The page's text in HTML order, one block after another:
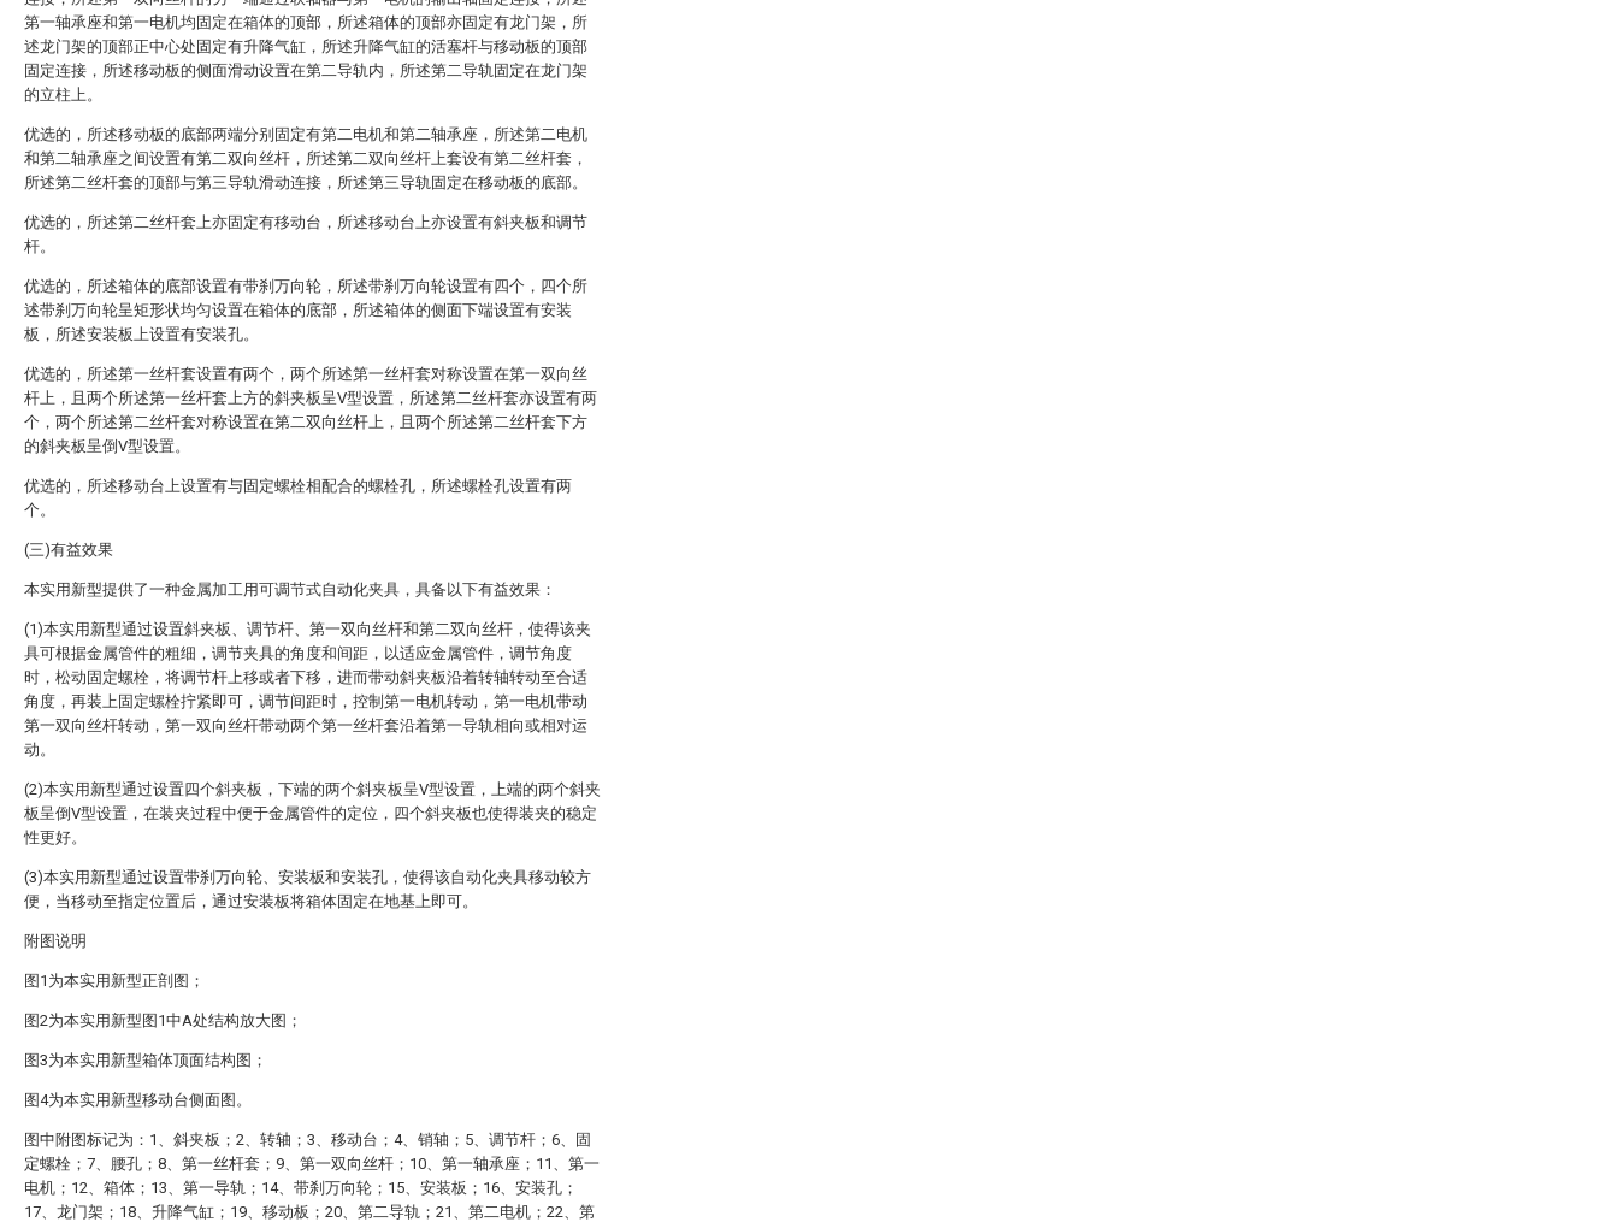
第一轴承座和第一电机均固定在箱体的顶部，所述箱体的顶部亦固定有龙门架，所
述龙门架的顶部正中心处固定有升降气缸，所述升降气缸的活塞杆与移动板的顶部
固定连接，所述移动板的侧面滑动设置在第二导轨内，所述第二导轨固定在龙门架
的立柱上。
优选的，所述移动板的底部两端分别固定有第二电机和第二轴承座，所述第二电机
和第二轴承座之间设置有第二双向丝杆，所述第二双向丝杆上套设有第二丝杆套，
所述第二丝杆套的顶部与第三导轨滑动连接，所述第三导轨固定在移动板的底部。
优选的，所述第二丝杆套上亦固定有移动台，所述移动台上亦设置有斜夹板和调节
杆。
优选的，所述箱体的底部设置有带刹万向轮，所述带刹万向轮设置有四个，四个所
述带刹万向轮呈矩形状均匀设置在箱体的底部，所述箱体的侧面下端设置有安装
板，所述安装板上设置有安装孔。
优选的，所述第一丝杆套设置有两个，两个所述第一丝杆套对称设置在第一双向丝
杆上，且两个所述第一丝杆套上方的斜夹板呈V型设置，所述第二丝杆套亦设置有两
个，两个所述第二丝杆套对称设置在第二双向丝杆上，且两个所述第二丝杆套下方
的斜夹板呈倒V型设置。
优选的，所述移动台上设置有与固定螺栓相配合的螺栓孔，所述螺栓孔设置有两
个。
(三)有益效果
本实用新型提供了一种金属加工用可调节式自动化夹具，具备以下有益效果：
(1)本实用新型通过设置斜夹板、调节杆、第一双向丝杆和第二双向丝杆，使得该夹
具可根据金属管件的粗细，调节夹具的角度和间距，以适应金属管件，调节角度
时，松动固定螺栓，将调节杆上移或者下移，进而带动斜夹板沿着转轴转动至合适
角度，再装上固定螺栓拧紧即可，调节间距时，控制第一电机转动，第一电机带动
第一双向丝杆转动，第一双向丝杆带动两个第一丝杆套沿着第一导轨相向或相对运
动。
(2)本实用新型通过设置四个斜夹板，下端的两个斜夹板呈V型设置，上端的两个斜夹
板呈倒V型设置，在装夹过程中便于金属管件的定位，四个斜夹板也使得装夹的稳定
性更好。
(3)本实用新型通过设置带刹万向轮、安装板和安装孔，使得该自动化夹具移动较方
便，当移动至指定位置后，通过安装板将箱体固定在地基上即可。
附图说明
图1为本实用新型正剖图；
图2为本实用新型图1中A处结构放大图；
图3为本实用新型箱体顶面结构图；
图4为本实用新型移动台侧面图。
图中附图标记为：1、斜夹板；2、转轴；3、移动台；4、销轴；5、调节杆；6、固
定螺栓；7、腰孔；8、第一丝杆套；9、第一双向丝杆；10、第一轴承座；11、第一
电机；12、箱体；13、第一导轨；14、带刹万向轮；15、安装板；16、安装孔；
17、龙门架；18、升降气缸；19、移动板；20、第二导轨；21、第二电机；22、第